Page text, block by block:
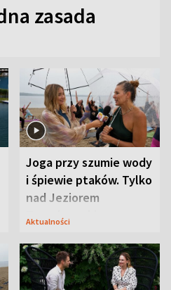
zasada
Joga przy szumie wody
i śpiewie ptaków. Tylko
nad Jeziorem
Tarnobrzeskim
Aktualności